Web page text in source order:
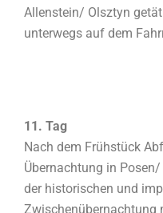
Allenstein/ Olsztyn
unterwegs auf dem
11. Tag
Nach dem Frühstück
Übernachtung in
der historischen und
Zwischenübernachtung